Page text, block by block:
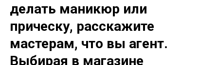
делать маникюр или
прическу, расскажите
мастерам, что вы агент.
Выбирая в магазине